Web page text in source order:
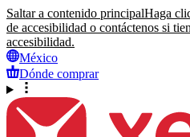
Saltar a contenido principalHaga
de accesibilidad o contáctenos si
accesibilidad.
México
Dónde comprar